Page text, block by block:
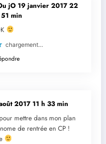
jO 19 janvier 2017 22
min
chargement…
2017 11 h 33 min
mettre dans mon plan
de rentrée en CP !